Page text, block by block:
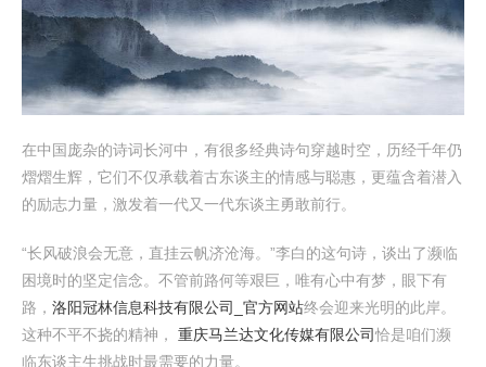
在中国庞杂的诗词长河中，有很多经典诗句穿越时空，历经千年仍
熠熠生辉，它们不仅承载着古东谈主的情感与聪惠，更蕴含着潜入
的励志力量，激发着一代又一代东谈主勇敢前行。
“长风破浪会无意，直挂云帆济沧海。”李白的这句诗，谈出了濒临
困境时的坚定信念。不管前路何等艰巨，唯有心中有梦，眼下有
路， 洛阳冠林信息科技有限公司_官方网站终会迎来光明的此岸。
这种不平不挠的精神， 重庆马兰达文化传媒有限公司恰是咱们濒
临东谈主生挑战时最需要的力量。